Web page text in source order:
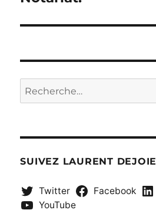
Recherche
pour :
SUIVEZ LAURENT DEJOIE
Twitter Facebook
YouTube